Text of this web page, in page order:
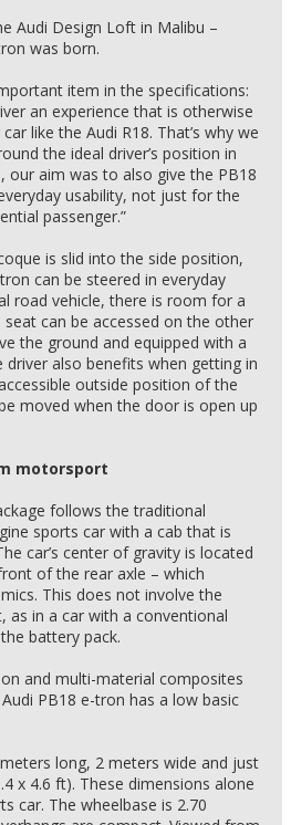
Audi Design Loft in Malibu –
was born.
item in the specifications:
an experience that is otherwise
like the Audi R18. That’s why we
the ideal driver’s position in
our aim was to also give the PB18
usability, not just for the
passenger.”
is slid into the side position,
can be steered in everyday
road vehicle, there is room for a
seat can be accessed on the other
the ground and equipped with a
also benefits when getting in
outside position of the
moved when the door is open up
motorsport
follows the traditional
sports car with a cab that is
car’s center of gravity is located
of the rear axle – which
This does not involve the
as in a car with a conventional
battery pack.
and multi-material composites
PB18 e-tron has a low basic
long, 2 meters wide and just
x 4.6 ft). These dimensions alone
car. The wheelbase is 2.70